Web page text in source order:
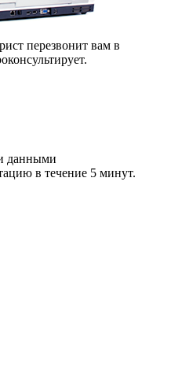
перезвонит вам в
данными
в течение 5 минут.